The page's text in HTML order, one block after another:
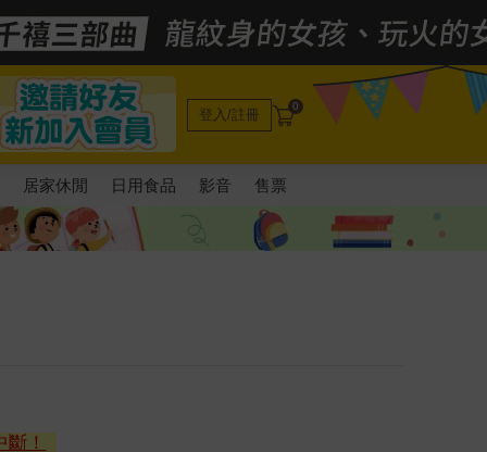
登入/註冊 0
居家休閒 日用食品 影音 售票
！